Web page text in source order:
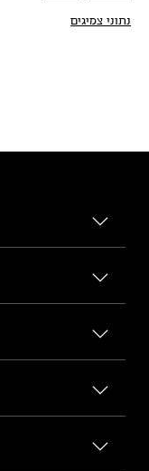
נתוני צמיגים